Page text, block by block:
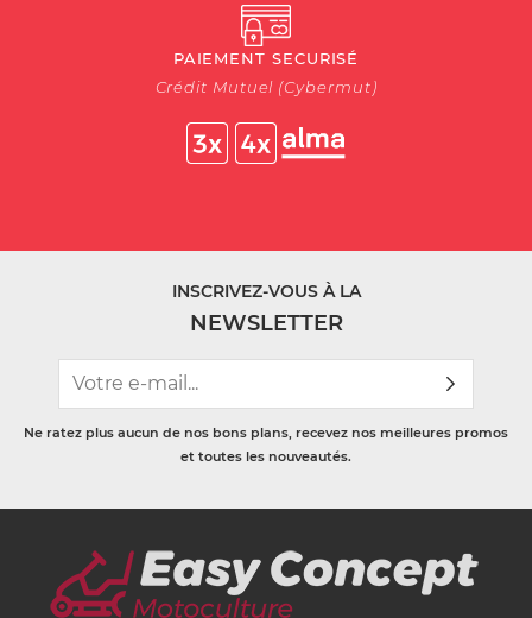
PAIEMENT SECURISÉ
Crédit Mutuel (Cybermut)
INSCRIVEZ-VOUS À LA
NEWSLETTER
Ne ratez plus aucun de nos bons plans, recevez nos meilleures promos
et toutes les nouveautés.